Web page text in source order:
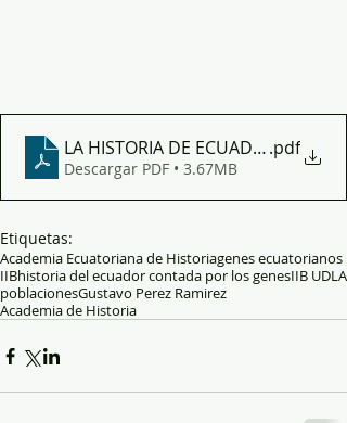
.pdf
Descargar PDF • 3.67MB
Etiquetas:
Academia Ecuatoriana de Historiagenes ecuatorianos
IIBhistoria del ecuador contada por los genesIIB UDLA
poblacionesGustavo Perez Ramirez
Academia de Historia